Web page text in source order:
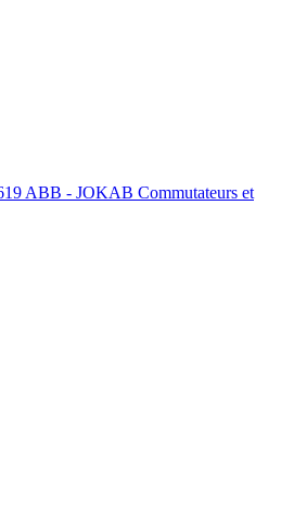
ABB - JOKAB Commutateurs et